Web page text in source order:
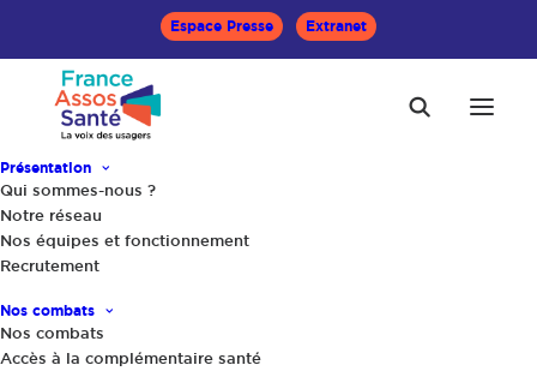
Espace Presse Extranet
Présentation
Qui sommes-nous ?
Notre réseau
Nos équipes et fonctionnement
Recrutement
Nos combats
Nos combats
Accès à la complémentaire santé
Accueil
Maisons de retraite : comparez les tarifs !